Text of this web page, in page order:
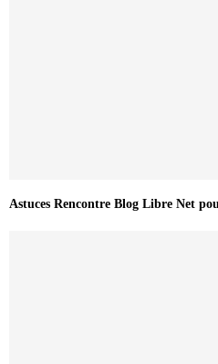
Astuces Rencontre Blog Libre Net